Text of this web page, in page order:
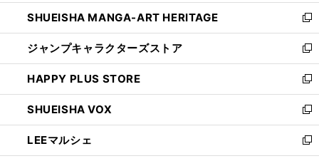
開
く
ウ
で
開
く
し
い
ウ
ィ
ン
ド
ウ
で
開
く
SHUEISHA MANGA-ART HERITAGE
新
し
い
ウ
ィ
ン
ド
ウ
で
開
ジャンプキャラクターズストア
新
し
い
ウ
ィ
ン
ド
ウ
HAPPY PLUS STORE
新
し
い
ウ
ィ
ン
SHUEISHA VOX
新
し
い
ウ
LEEマルシェ
新
し